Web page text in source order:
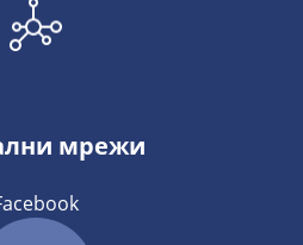
мрежи